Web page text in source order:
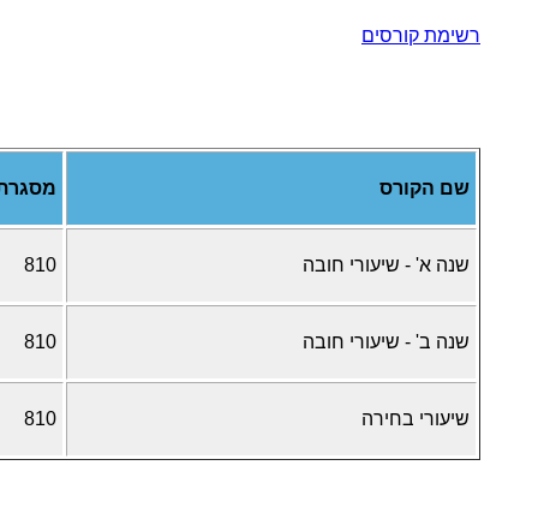
רשימת קורסים
שם הקורס
שנה א' - שיעורי חובה 810
שנה ב' - שיעורי חובה 810
שיעורי בחירה 810